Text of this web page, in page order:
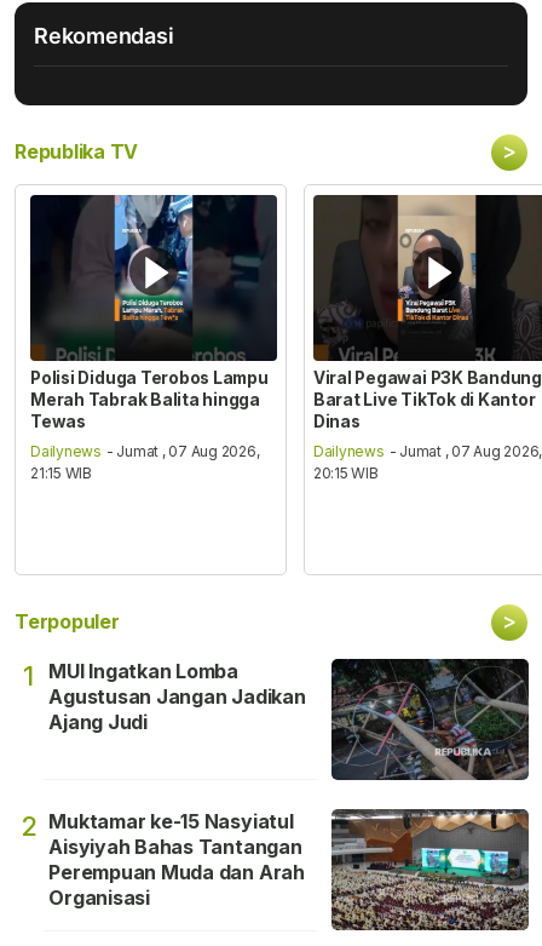
Rekomendasi
Republika TV >
Polisi Diduga Terobos Lampu
Merah Tabrak Balita hingga
Tewas
Dailynews - Jumat , 07 Aug 2026,
21:15 WIB
Viral Pegawai P3K Bandung
Barat Live TikTok di Kantor
Dinas
Dailynews - Jumat , 07 Aug 2026,
20:15 WIB
Terpopuler >
1
MUI Ingatkan Lomba
Agustusan Jangan Jadikan
Ajang Judi
2 Muktamar ke-15 Nasyiatul
Aisyiyah Bahas Tantangan
Perempuan Muda dan Arah
Organisasi